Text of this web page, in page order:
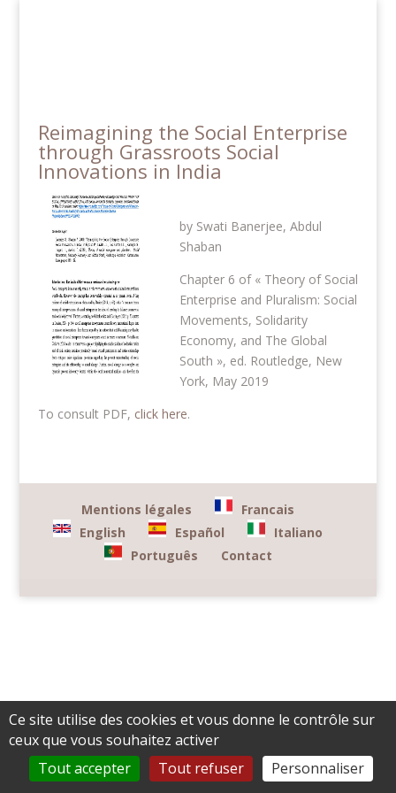
Reimagining the Social Enterprise
through Grassroots Social
Innovations in India
by Swati Banerjee, Abdul
Shaban
Chapter 6 of « Theory of Social
Enterprise and Pluralism: Social
Movements, Solidarity
Economy, and The Global
South », ed. Routledge, New
York, May 2019
To consult PDF, click here.
Mentions légales
Francais
English
Español
Italiano
Português
Contact
Ce site utilise des cookies et vous donne le contrôle sur
ceux que vous souhaitez activer
Tout accepter
Tout refuser Personnaliser